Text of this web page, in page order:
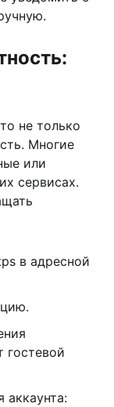
не только
Многие
или
сервисах.
в адресной
гостевой
аккаунта: